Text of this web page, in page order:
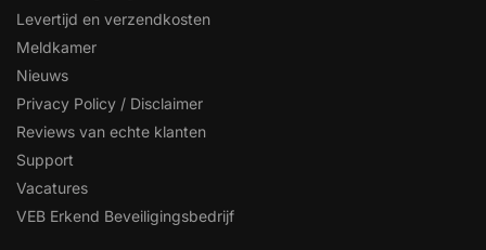
Levertijd en verzendkosten
Meldkamer
Nieuws
Privacy Policy / Disclaimer
Reviews van echte klanten
Support
Vacatures
VEB Erkend Beveiligingsbedrijf